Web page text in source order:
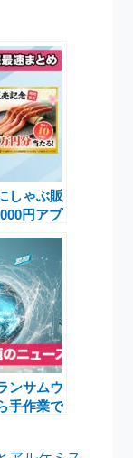
しゃぶ販
円アプ
当たるX
開催中
ンサムウ
手作業で